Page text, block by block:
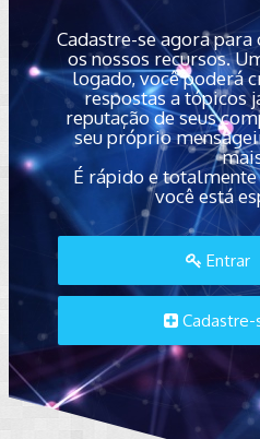
Cadastre-se agora
os nossos recursos.
logado, você poderá
respostas a tópicos
reputação de seus
seu próprio
É rápido e
você está
Entrar
Cadastre-